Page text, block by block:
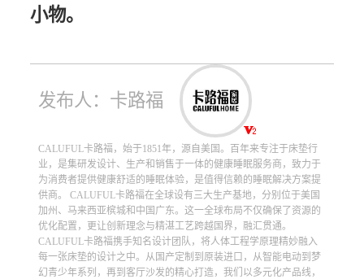
小物。
发布人：卡路福
CALUFUL卡路福，始于1851年，源自美国。百年来专注于床垫行
业，是集研发设计、生产和销售于一体的健康睡眠服务商，致力于
为消费者提供健康舒适的睡眠体验，是值得信赖的睡眠解决方案提
供商。 CALUFUL卡路福在全球设有三大生产基地，分别位于美国
加州、马来西亚槟城和中国广东。这一全球布局不仅确保了资源的
优化配置，更让创新理念与精湛工艺跨越国界，融汇贯通。
CALUFUL卡路福携手知名设计团队，将人体工程学原理精妙融入
每一张床垫的设计之中。从国产定制到原装进口，从智能电动到梦
幻青少年系列，再到客厅沙发的精心打造，我们以多元化产品线，